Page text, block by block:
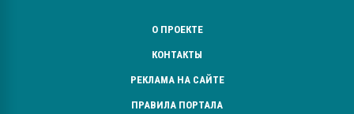
О ПРОЕКТЕ
КОНТАКТЫ
РЕКЛАМА НА САЙТЕ
ПРАВИЛА ПОРТАЛА